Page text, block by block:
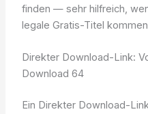
finden — sehr hilfreich,
legale Gratis-Titel
Direkter Download-Link:
Download 64
Ein Direkter Download-